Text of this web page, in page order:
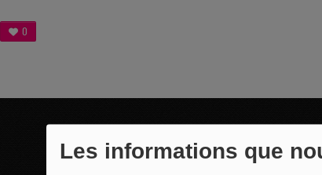
Les informations que
0